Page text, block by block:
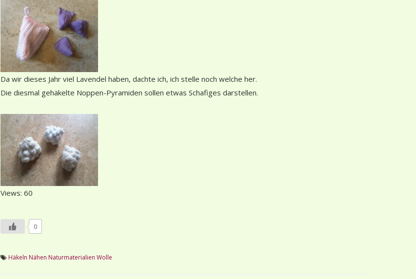
Da wir dieses Jahr viel Lavendel haben, dachte ich, ich stelle noch welche her.
Die diesmal gehäkelte Noppen-Pyramiden sollen etwas Schafiges darstellen.
Views: 60
0
Häkeln Nähen Naturmaterialien Wolle